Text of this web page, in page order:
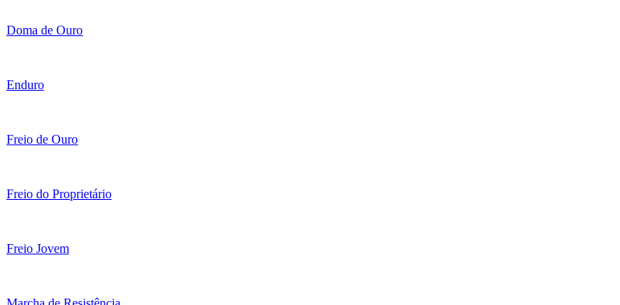
Doma de Ouro
Enduro
Freio de Ouro
Freio do Proprietário
Freio Jovem